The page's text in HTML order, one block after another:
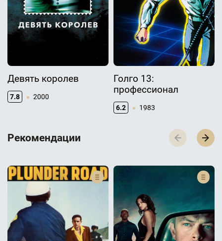
Девять королев
7.8 2000
Голго 13:
профессионал
6.2 1983
Р­­­е­­­к­­­о­­­м­­­е­­­н­­­д­­­а­­­ц­­­и­­­и